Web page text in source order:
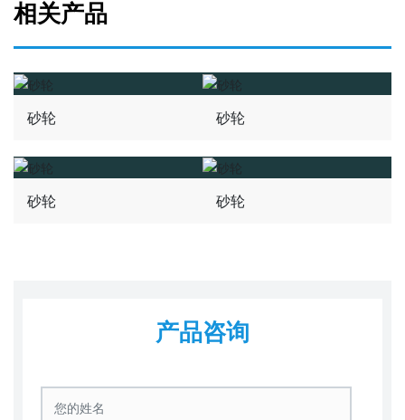
相关产品
砂轮 砂轮
砂轮 砂轮
产品咨询